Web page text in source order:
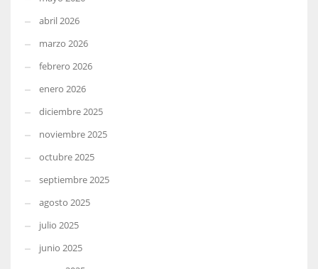
abril 2026
marzo 2026
febrero 2026
enero 2026
diciembre 2025
noviembre 2025
octubre 2025
septiembre 2025
agosto 2025
julio 2025
junio 2025